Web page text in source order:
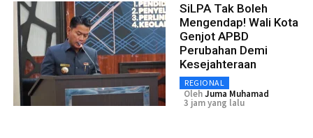
SiLPA Tak Boleh
Mengendap! Wali Kota
Genjot APBD
Perubahan Demi
Kesejahteraan
REGIONAL
OlehJuma Muhamad
3 jam yang lalu